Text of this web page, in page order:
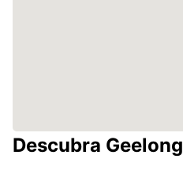
Descubra Geelong